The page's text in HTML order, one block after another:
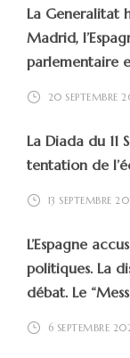
La Generalitat
Madrid,
parlementaire
20 SEPTEMBRE
La Diada du 11
tentation de
13 SEPTEMBRE
L’Espagne
politiques. La
débat. Le
6 SEPTEMBRE